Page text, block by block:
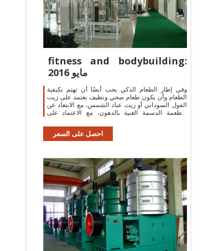
fitness and bodybuilding:
مايو 2016
وفي إطار الطعام الذكي يجب أيضًا أن تهتم بكيفية
الطعام وأن يكون طعام صحي ونظيف يعتمد على زيت
الفول السوداني أو زيت عباد الشمس، مع الابتعاد عن
الأطعمة الدسمة الغنية بالدهون، مع الاعتماد على
احصل على السعر